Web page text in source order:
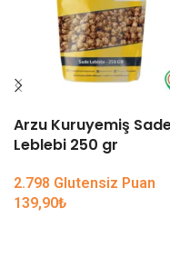
Arzu Kuruyemiş
Leblebi 250 gr
2.798 Glutensiz Puan
139,90₺